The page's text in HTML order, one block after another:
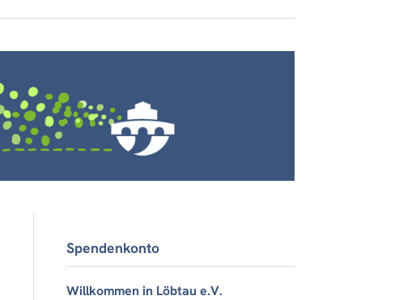
Spendenkonto
Willkommen in Löbtau e.V.